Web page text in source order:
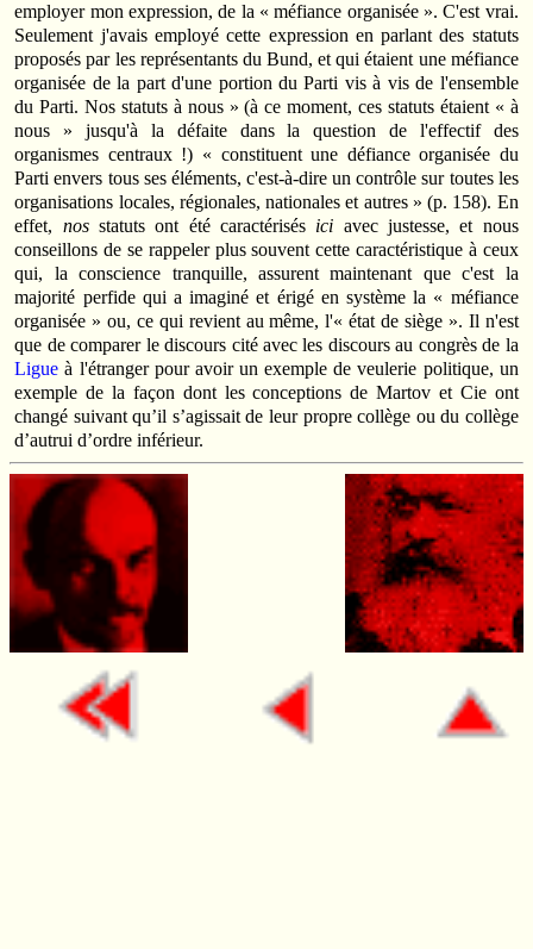
employer mon expression, de la « méfiance organisée ». C'est vrai.
Seulement j'avais employé cette expression en parlant des statuts
proposés par les représentants du Bund, et qui étaient une méfiance
organisée de la part d'une portion du Parti vis à vis de l'ensemble
du Parti. Nos statuts à nous » (à ce moment, ces statuts étaient « à
nous » jusqu'à la défaite dans la question de l'effectif des
organismes centraux !) « constituent une défiance organisée du
Parti envers tous ses éléments, c'est-à-dire un contrôle sur toutes les
organisations locales, régionales, nationales et autres » (p. 158). En
effet, nosstatuts ont été caractérisés ici avec justesse, et nous
conseillons de se rappeler plus souvent cette caractéristique à ceux
qui, la conscience tranquille, assurent maintenant que c'est la
majorité perfide qui a imaginé et érigé en système la « méfiance
organisée » ou, ce qui revient au même, l'« état de siège ». Il n'est
que de comparer le discours cité avec les discours au congrès de la
Ligue à l'étranger pour avoir un exemple de veulerie politique, un
exemple de la façon dont les conceptions de Martov et Cie ont
changé suivant qu’il s’agissait de leur propre collège ou du collège
d’autrui d’ordre inférieur.